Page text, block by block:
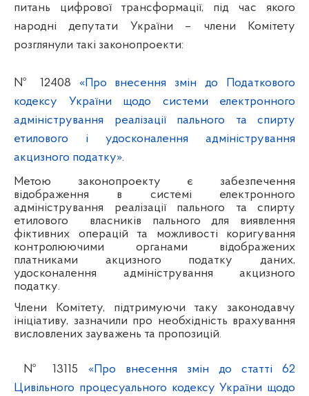
питань цифрової трансформації, під час якого
народні депутати України – члени Комітету
розглянули такі законопроекти:
№ 12408 «Про внесення змін до Податкового
кодексу України щодо системи електронного
адміністрування реалізації пального та спирту
етилового і удосконалення адміністрування
акцизного податку».
Метою законопроекту є забезпечення
відображення в системі електронного
адміністрування реалізації пального та спирту
етилового
власників пального для виявлення
фіктивних операцій та можливості коригування
контролюючими органами відображених
платниками акцизного податку даних,
удосконалення адміністрування акцизного
податку.
Члени Комітету, підтримуючи таку законодавчу
ініціативу, зазначили про необхідність врахування
висловлених зауважень та пропозицій.
№ 13115 «Про внесення змін до статті 62
Цивільного процесуального кодексу України щодо